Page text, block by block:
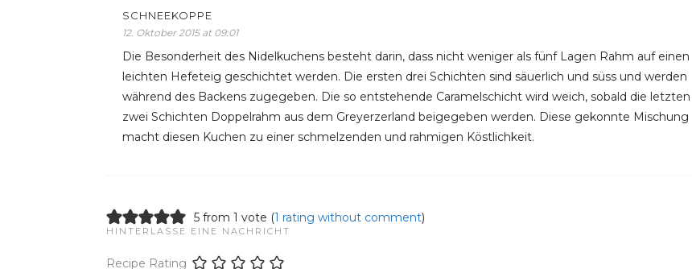
SCHNEEKOPPE
12. Oktober 2015 at 09:01
Die Besonderheit des Nidelkuchens besteht darin, dass nicht weniger als fünf Lagen Rahm auf einen
leichten Hefeteig geschichtet werden. Die ersten drei Schichten sind säuerlich und süss und werden
während des Backens zugegeben. Die so entstehende Caramelschicht wird weich, sobald die letzten
zwei Schichten Doppelrahm aus dem Greyerzerland beigegeben werden. Diese gekonnte Mischung
macht diesen Kuchen zu einer schmelzenden und rahmigen Köstlichkeit.
5 from 1 vote (1 rating without comment)
HINTERLASSE EINE NACHRICHT
Recipe Rating